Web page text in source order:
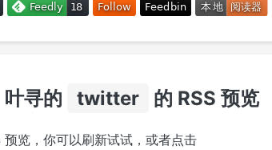
寻的 twitter 的 RSS 预览
预览，你可以刷新试试，或者点击